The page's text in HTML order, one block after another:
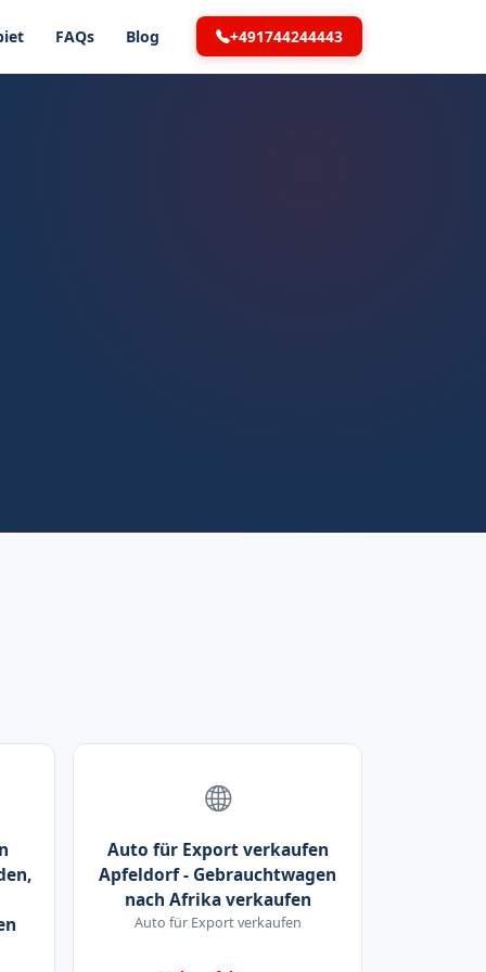
FAQs Blog +491744244443
Auto für Export verkaufen
Apfeldorf - Gebrauchtwagen
nach Afrika verkaufen
Auto für Export verkaufen